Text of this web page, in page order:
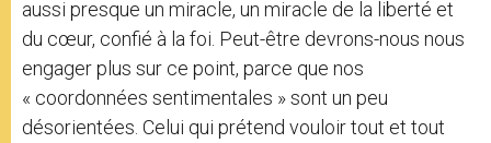
aussi presque un miracle, un miracle de la liberté et
du cœur, confié à la foi. Peut-être devrons-nous nous
engager plus sur ce point, parce que nos
« coordonnées sentimentales » sont un peu
désorientées. Celui qui prétend vouloir tout et tout